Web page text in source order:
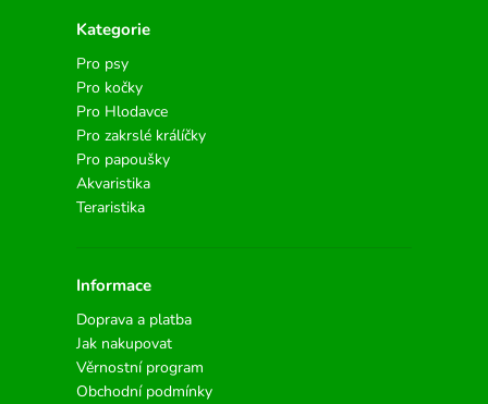
Kategorie
Pro psy
Pro kočky
Pro Hlodavce
Pro zakrslé králíčky
Pro papoušky
Akvaristika
Teraristika
Informace
Doprava a platba
Jak nakupovat
Věrnostní program
Obchodní podmínky